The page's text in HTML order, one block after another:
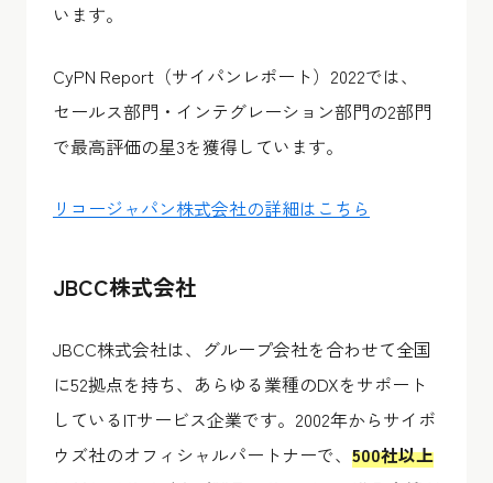
います。
CyPN Report（サイパンレポート）2022では、
セールス部門・インテグレーション部門の2部門
で最高評価の星3を獲得しています。
リコージャパン株式会社の詳細はこちら
JBCC株式会社
JBCC株式会社は、グループ会社を合わせて全国
に52拠点を持ち、あらゆる業種のDXをサポート
しているITサービス企業です。2002年からサイボ
ウズ社のオフィシャルパートナーで、 500社以上